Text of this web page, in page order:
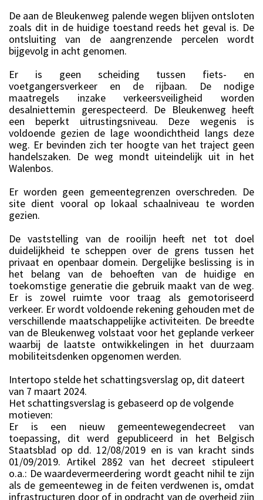
De aan de Bleukenweg palende wegen blijven ontsloten
zoals dit in de huidige toestand reeds het geval is. De
ontsluiting van de aangrenzende percelen wordt
bijgevolg in acht genomen.
Er is geen scheiding tussen fiets- en
voetgangersverkeer en de rijbaan. De nodige
maatregels inzake verkeersveiligheid worden
desalniettemin gerespecteerd. De Bleukenweg heeft
een beperkt uitrustingsniveau. Deze wegenis is
voldoende gezien de lage woondichtheid langs deze
weg. Er bevinden zich ter hoogte van het traject geen
handelszaken. De weg mondt uiteindelijk uit in het
Walenbos.
Er worden geen gemeentegrenzen overschreden. De
site dient vooral op lokaal schaalniveau te worden
gezien.
De vaststelling van de rooilijn heeft net tot doel
duidelijkheid te scheppen over de grens tussen het
privaat en openbaar domein. Dergelijke beslissing is in
het belang van de behoeften van de huidige en
toekomstige generatie die gebruik maakt van de weg.
Er is zowel ruimte voor traag als gemotoriseerd
verkeer. Er wordt voldoende rekening gehouden met de
verschillende maatschappelijke activiteiten. De breedte
van de Bleukenweg volstaat voor het geplande verkeer
waarbij de laatste ontwikkelingen in het duurzaam
mobiliteitsdenken opgenomen werden.
Intertopo stelde het schattingsverslag op, dit dateert
van 7 maart 2024.
Het schattingsverslag is gebaseerd op de volgende
motieven:
Er is een nieuw gemeentewegendecreet van
toepassing, dit werd gepubliceerd in het Belgisch
Staatsblad op dd. 12/08/2019 en is van kracht sinds
01/09/2019. Artikel 28§2 van het decreet stipuleert
o.a.: De waardevermeerdering wordt geacht nihil te zijn
als de gemeenteweg in de feiten verdwenen is, omdat
infrastructuren door of in opdracht van de overheid zijn